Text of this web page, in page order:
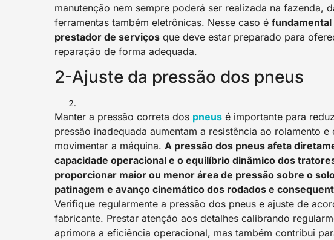
manutenção nem sempre poderá ser realizada na fazenda,
ferramentas também eletrônicas. Nesse caso é fundamental
prestador de serviços que deve estar preparado para
reparação de forma adequada.
2-Ajuste da pressão dos pneus
Manter a pressão correta dos pneus é importante para
pressão inadequada aumentam a resistência ao rolamento
movimentar a máquina. A pressão dos pneus afeta
capacidade operacional e o equilíbrio dinâmico dos
proporcionar maior ou menor área de pressão sobre o
patinagem e avanço cinemático dos rodados e
Verifique regularmente a pressão dos pneus e ajuste de
fabricante. Prestar atenção aos detalhes calibrando
aprimora a eficiência operacional, mas também contribui